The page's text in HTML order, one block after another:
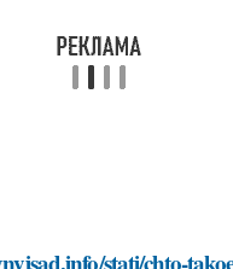
stati/chto-